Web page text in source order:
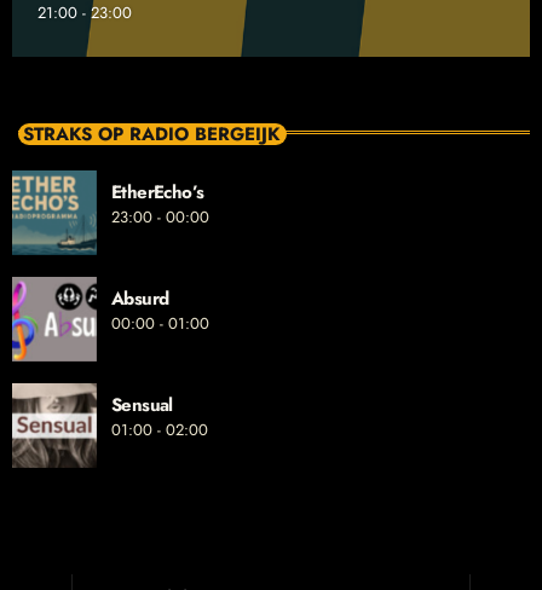
21:00 - 23:00
STRAKS OP RADIO BERGEIJK
EtherEcho’s
23:00 - 00:00
Absurd
00:00 - 01:00
Sensual
01:00 - 02:00